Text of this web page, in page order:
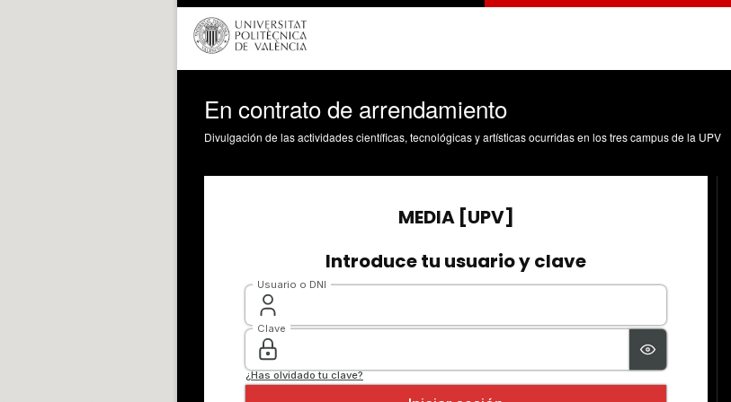
En contrato de arrendamiento
Divulgación de las actividades científicas, tecnológicas y artísticas ocurridas en los tres campus de la UPV